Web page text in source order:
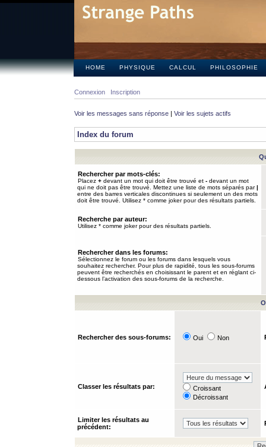
HOME PHYSIQUE CALCUL PHILOSOPHIE
Connexion Inscription
Voir les messages sans réponse | Voir les sujets actifs
Index du forum
Rechercher par mots-clés:
Placez + devant un mot qui doit être trouvé et - devant un mot
qui ne doit pas être trouvé. Mettez une liste de mots séparés par|
entre des barres verticales discontinues si seulement un des mots
doit être trouvé. Utilisez * comme joker pour des résultats partiels.
Recherche par auteur:
Utilisez * comme joker pour des résultats partiels.
Rechercher dans les forums:
Sélectionnez le forum ou les forums dans lesquels vous
souhaitez rechercher. Pour plus de rapidité, tous les sous-forums
peuvent être recherchés en choisissant le parent et en réglant ci-
dessous l’activation des sous-forums de la recherche.
Rechercher des sous-forums: Oui Non
Classer les résultats par:
Croissant
Décroissant
Limiter les résultats au
précédent: